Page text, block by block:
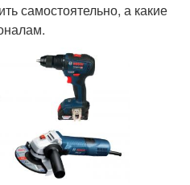
самостоятельно, а какие